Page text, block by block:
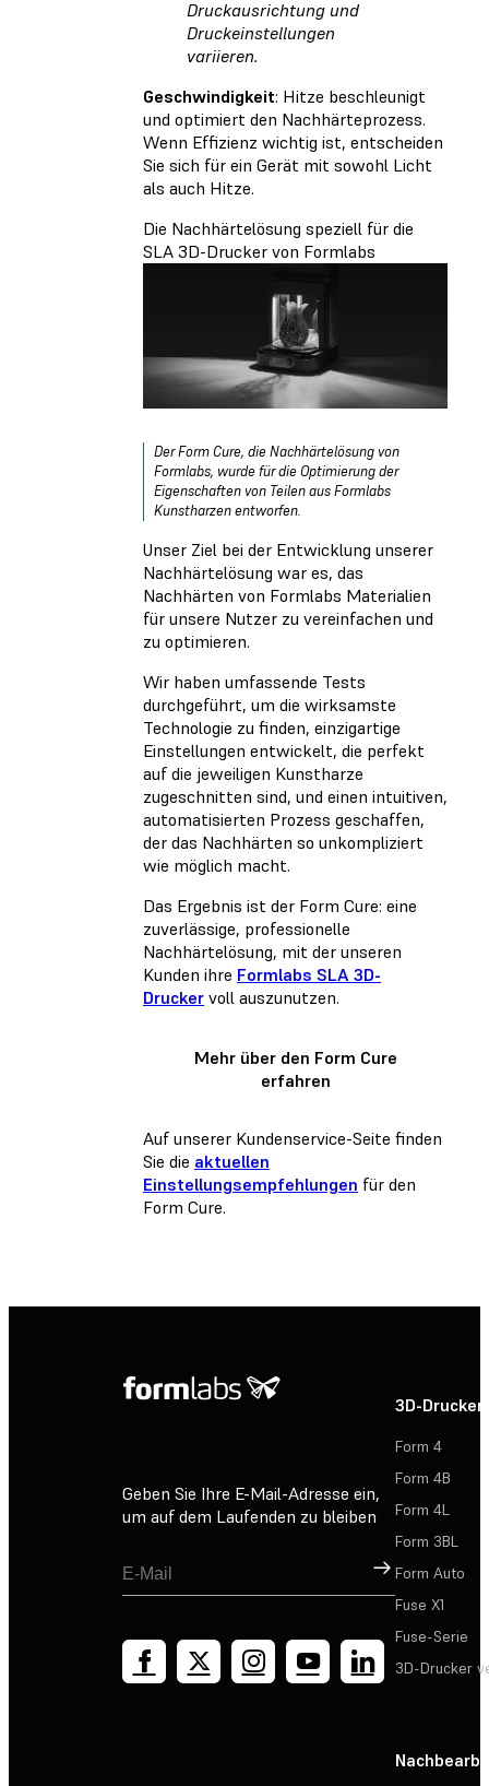
Druckausrichtung und
Druckeinstellungen
variieren.
Geschwindigkeit: Hitze beschleunigt
und optimiert den Nachhärteprozess.
Wenn Effizienz wichtig ist, entscheiden
Sie sich für ein Gerät mit sowohl Licht
als auch Hitze.
Die Nachhärtelösung speziell für die
SLA 3D-Drucker von Formlabs
Der Form Cure, die Nachhärtelösung von
Formlabs, wurde für die Optimierung der
Eigenschaften von Teilen aus Formlabs
Kunstharzen entworfen.
Unser Ziel bei der Entwicklung unserer
Nachhärtelösung war es, das
Nachhärten von Formlabs Materialien
für unsere Nutzer zu vereinfachen und
zu optimieren.
Wir haben umfassende Tests
durchgeführt, um die wirksamste
Technologie zu finden, einzigartige
Einstellungen entwickelt, die perfekt
auf die jeweiligen Kunstharze
zugeschnitten sind, und einen intuitiven,
automatisierten Prozess geschaffen,
der das Nachhärten so unkompliziert
wie möglich macht.
Das Ergebnis ist der Form Cure: eine
zuverlässige, professionelle
Nachhärtelösung, mit der unseren
Kunden ihre Formlabs SLA 3D-
Drucker voll auszunutzen.
Mehr über den Form Cure
erfahren
Auf unserer Kundenservice-Seite finden
Sie die aktuellen
Einstellungsempfehlungen für den
Form Cure.
Geben Sie Ihre E-Mail-Adresse ein,
um auf dem Laufenden zu bleiben
Registrieren
3D-Drucker
Form 4
Form 4B
Form 4L
Form 3BL
Form Auto
Fuse X1
Fuse-Serie
3D-Drucker